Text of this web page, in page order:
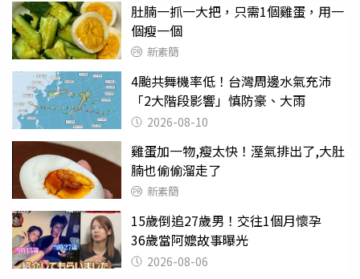
肚腩一抓一大把，只需1個雞蛋，用一
個瘦一個
新素簡
4颱共舞機率低！台灣周邊水氣充沛
「2大階段影響」慎防豪、大雨
2026-08-10
雞蛋加一物,瘦太快！溼氣排出了,大肚
腩也偷偷溜走了
新素簡
15歲倒追27歲男！交往1個月懷孕
36歲當阿嬤故事曝光
2026-08-06